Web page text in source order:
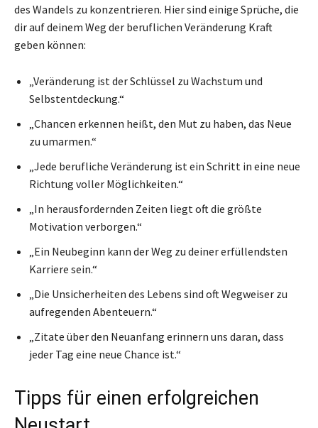
des Wandels zu konzentrieren. Hier sind einige Sprüche, die
dir auf deinem Weg der beruflichen Veränderung Kraft
geben können:
„Veränderung ist der Schlüssel zu Wachstum und
Selbstentdeckung.“
„Chancen erkennen heißt, den Mut zu haben, das Neue
zu umarmen.“
„Jede berufliche Veränderung ist ein Schritt in eine neue
Richtung voller Möglichkeiten.“
„In herausfordernden Zeiten liegt oft die größte
Motivation verborgen.“
„Ein Neubeginn kann der Weg zu deiner erfüllendsten
Karriere sein.“
„Die Unsicherheiten des Lebens sind oft Wegweiser zu
aufregenden Abenteuern.“
„Zitate über den Neuanfang erinnern uns daran, dass
jeder Tag eine neue Chance ist.“
Tipps für einen erfolgreichen